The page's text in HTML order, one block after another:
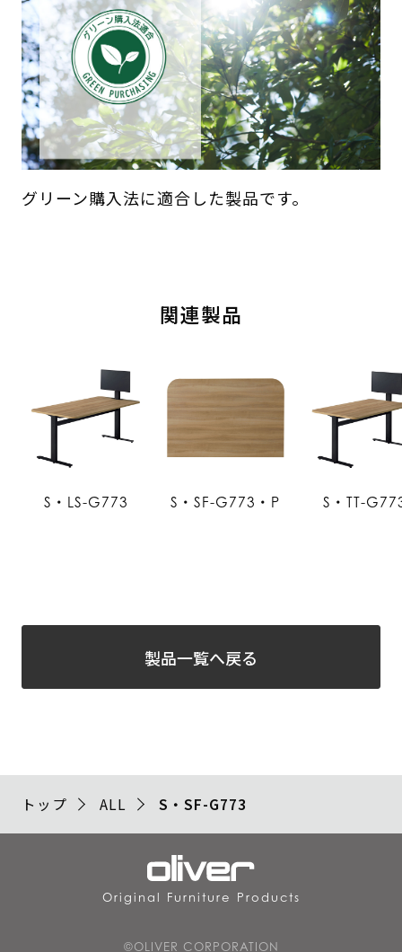
グリーン購入法に適合した製品です。
関連製品
S・LS-G773 S・SF-G773・P S・TT-
製品一覧へ戻る
トップ ALL S・SF-G773
Original Furniture Products
©OLIVER CORPORATION